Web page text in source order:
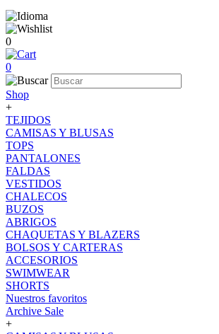
0
0
Shop
+
TEJIDOS
CAMISAS Y BLUSAS
TOPS
PANTALONES
FALDAS
VESTIDOS
CHALECOS
BUZOS
ABRIGOS
CHAQUETAS Y BLAZERS
BOLSOS Y CARTERAS
ACCESORIOS
SWIMWEAR
SHORTS
Nuestros favoritos
Archive Sale
+